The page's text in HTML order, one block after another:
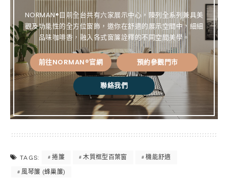
NORMAN®目前全台共有六家展示中心，陳列全系列兼具美
觀及功能性的全方位窗飾，邀你在舒適的展示空間中，細細
品味咖啡香，融入各式窗簾詮釋的不同空間美學。
前往NORMAN®官網 預約參觀門市
聯絡我們
TAGS: 捲簾 木質框型百葉窗
機能舒適
風琴簾 (蜂巢簾)